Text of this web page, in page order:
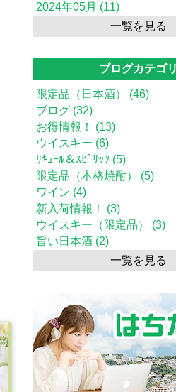
2024年05月 (11)
一覧を見る
ブログカテゴリ
限定品（日本酒） (46)
ブログ (32)
お得情報！ (13)
ウイスキー (6)
ﾘｷｭｰﾙ＆ｽﾋﾟﾘｯﾂ (5)
限定品（本格焼酎） (5)
ワイン (4)
新入荷情報！ (3)
ウイスキー（限定品） (3)
旨い日本酒 (2)
一覧を見る